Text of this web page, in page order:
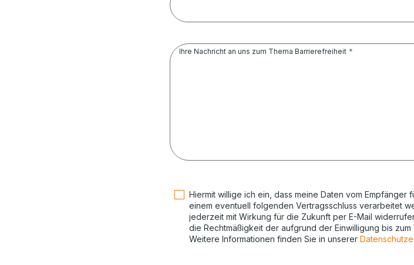
Ihre Nachricht an uns zum Thema Barrierefreiheit
Hiermit willige ich ein, dass meine Daten vom
einem eventuell folgenden Vertragsschluss verarbeitet
jederzeit mit Wirkung für die Zukunft per E-Mail
die Rechtmäßigkeit der aufgrund der Einwilligung bis
Weitere Informationen finden Sie in unserer